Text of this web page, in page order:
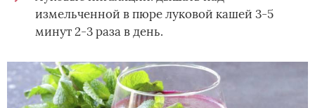
измельченной в пюре луковой кашей 3-5
минут 2-3 раза в день.